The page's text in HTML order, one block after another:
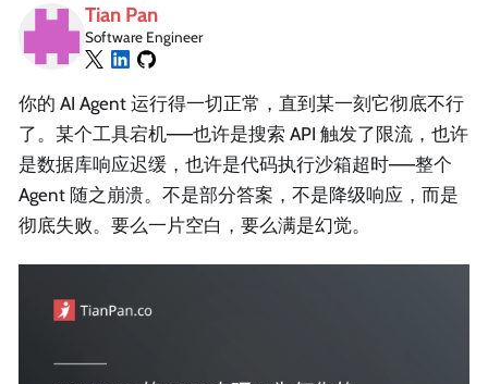
Tian Pan
Software Engineer
你的 AI Agent 运行得一切正常，直到某一刻它彻底不行
了。某个工具宕机——也许是搜索 API 触发了限流，也许
是数据库响应迟缓，也许是代码执行沙箱超时——整个
Agent 随之崩溃。不是部分答案，不是降级响应，而是
彻底失败。要么一片空白，要么满是幻觉。